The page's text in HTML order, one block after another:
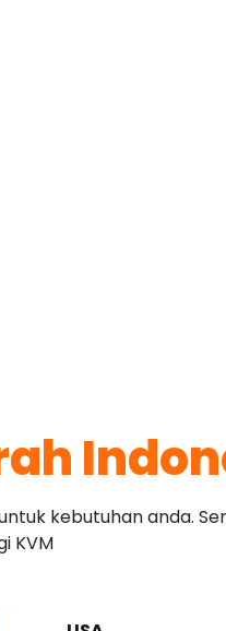
kebutuhan anda.
KVM